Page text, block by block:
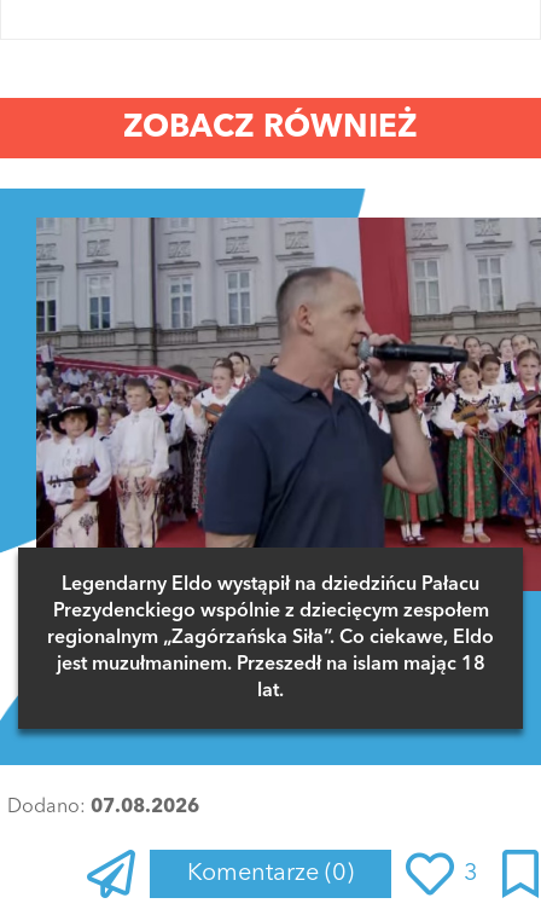
ZOBACZ RÓWNIEŻ
Legendarny Eldo wystąpił na dziedzińcu Pałacu
Prezydenckiego wspólnie z dziecięcym zespołem
regionalnym „Zagórzańska Siła”. Co ciekawe, Eldo
jest muzułmaninem. Przeszedł na islam mając 18
lat.
Dodano: 07.08.2026
Komentarze (0) 3